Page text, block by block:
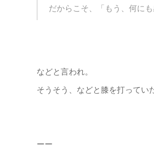
だからこそ、「もう、何に
などと言われ。
そうそう、などと膝を打ってい
ーー